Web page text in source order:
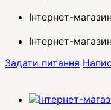
Інтернет-
Інтернет-
Задати питання